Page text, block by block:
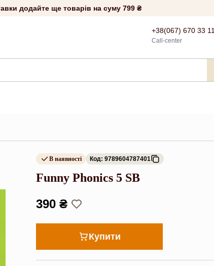
додайте ще товарів на суму 799 ₴
+38(067) 670 33 11
Call-center
В наявності Код: 9789604787401
Funny Phonics 5 SB
390 ₴
Купити